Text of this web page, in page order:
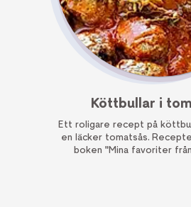
Köttbullar i
Ett roligare recept på
en läcker tomatsås.
boken "Mina favoriter